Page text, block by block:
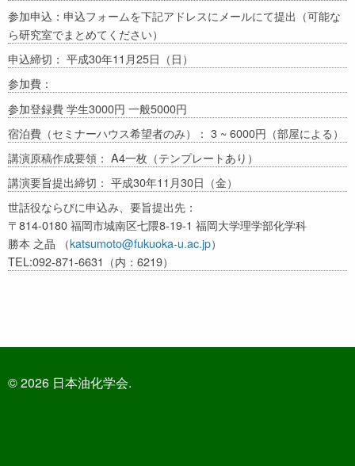
参加申込：申込フォームを下記アドレスにメールにて提出（可能な
ら研究室でまとめてください）
申込締切： 平成30年11月25日（日）
参加費：
参加登録費 学生3000円 一般5000円
宿泊費（セミナーハウス希望者のみ）： 3 ~ 6000円（部屋による）
講演原稿作成要領： A4一枚（テンプレートあり）
講演要旨提出締切： 平成30年11月30日（金）
世話役ならびに申込み、要旨提出先：
〒814-0180 福岡市城南区七隈8-19-1 福岡大学理学部化学科
勝本 之晶 （katsumoto@fukuoka-u.ac.jp）
TEL:092-871-6631（内：6219）
© 2026 日本油化学会.